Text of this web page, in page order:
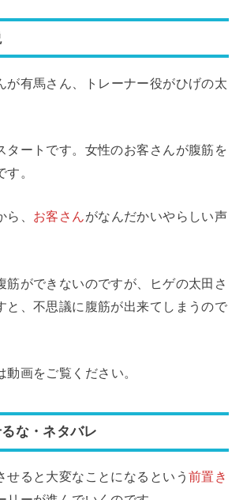
が有馬さん、トレーナー役がひげの太
タートです。女性のお客さんが腹筋を
。
、 お客さんがなんだかいやらしい声
筋ができないのですが、ヒゲの太田さ
と、不思議に腹筋が出来てしまうので
動画をご覧ください。
な・ネタバレ
せると大変なことになるという 前置き